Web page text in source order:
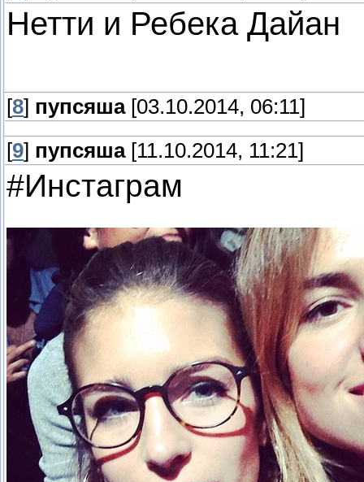
Нетти и Ребека Дайан
[8] пупсяша[03.10.2014, 06:11]
[9] пупсяша[11.10.2014, 11:21]
#Инстаграм